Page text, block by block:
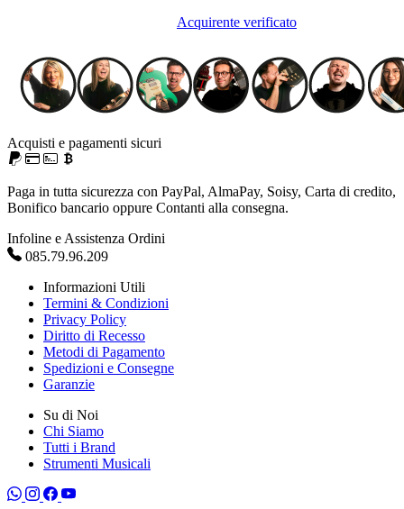
Acquirente verificato
Acquisti e pagamenti sicuri
Paga in tutta sicurezza con PayPal, AlmaPay, Soisy, Carta di credito,
Bonifico bancario oppure Contanti alla consegna.
Infoline e Assistenza Ordini
085.79.96.209
Informazioni Utili
Termini & Condizioni
Privacy Policy
Diritto di Recesso
Metodi di Pagamento
Spedizioni e Consegne
Garanzie
Su di Noi
Chi Siamo
Tutti i Brand
Strumenti Musicali